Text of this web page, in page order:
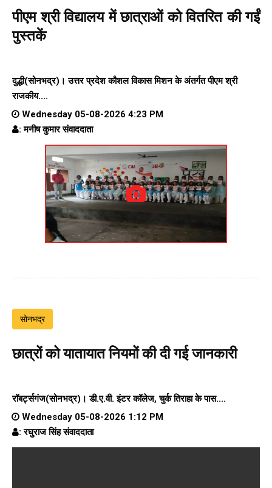
पीएम श्री विद्यालय में छात्राओं को वितरित की गईं
पुस्तकें
दुद्धी(सोनभद्र)। उत्तर प्रदेश कौशल विकास मिशन के अंतर्गत पीएम श्री
राजकीय....
Wednesday 05-08-2026 4:23 PM
: मनीष कुमार संवाददाता
सोनभद्र
छात्रों को यातायात नियमों की दी गई जानकारी
रॉबर्ट्सगंज(सोनभद्र)। डी.ए.वी. इंटर कॉलेज, चुर्क तिराहा के पास....
Wednesday 05-08-2026 1:12 PM
: रघुराज सिंह संवाददाता